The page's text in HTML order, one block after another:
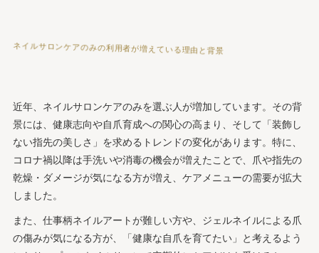
ネイルサロンケアのみの利用者が増えている理由と背景
近年、ネイルサロンケアのみを選ぶ人が増加しています。その背
景には、健康志向や自爪育成への関心の高まり、そして「装飾し
ない指先の美しさ」を求めるトレンドの変化があります。特に、
コロナ禍以降は手洗いや消毒の機会が増えたことで、爪や指先の
乾燥・ダメージが気になる方が増え、ケアメニューの需要が拡大
しました。
また、仕事柄ネイルアートが難しい方や、ジェルネイルによる爪
の傷みが気になる方が、「健康な自爪を育てたい」と考えるよう